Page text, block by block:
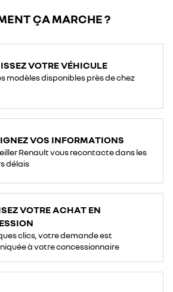
ÇA MARCHE ?
VOTRE VÉHICULE
modèles disponibles près de chez
VOS INFORMATIONS
Renault vous recontacte dans les
délais
VOTRE ACHAT EN
clics, votre demande est
à votre concessionnaire